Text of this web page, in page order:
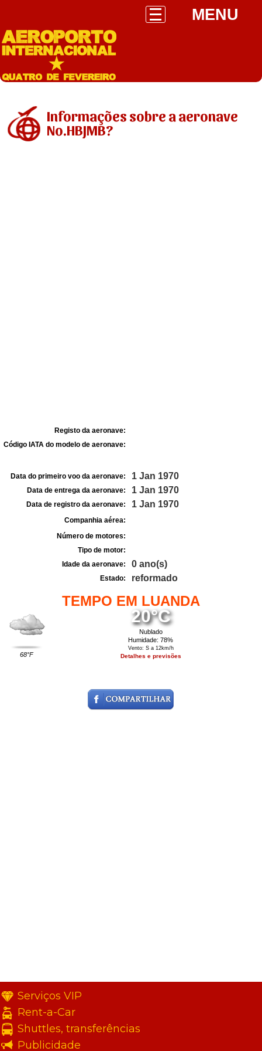
MENU
Informações sobre a aeronave
No.HBJMB?
Registo da aeronave:
Código IATA do modelo de aeronave:
Data do primeiro voo da aeronave: 1 Jan 1970
Data de entrega da aeronave: 1 Jan 1970
Data de registro da aeronave: 1 Jan 1970
Companhia aérea:
Número de motores:
Tipo de motor:
Idade da aeronave:
0 ano(s)
Estado: reformado
TEMPO EM LUANDA
68°F
20°C
Nublado
Humidade: 78%
Vento: S a 12km/h
Detalhes e previsões
Serviços VIP
Rent-a-Car
Shuttles, transferências
Publicidade